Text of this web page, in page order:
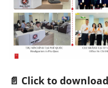
📄 Click to